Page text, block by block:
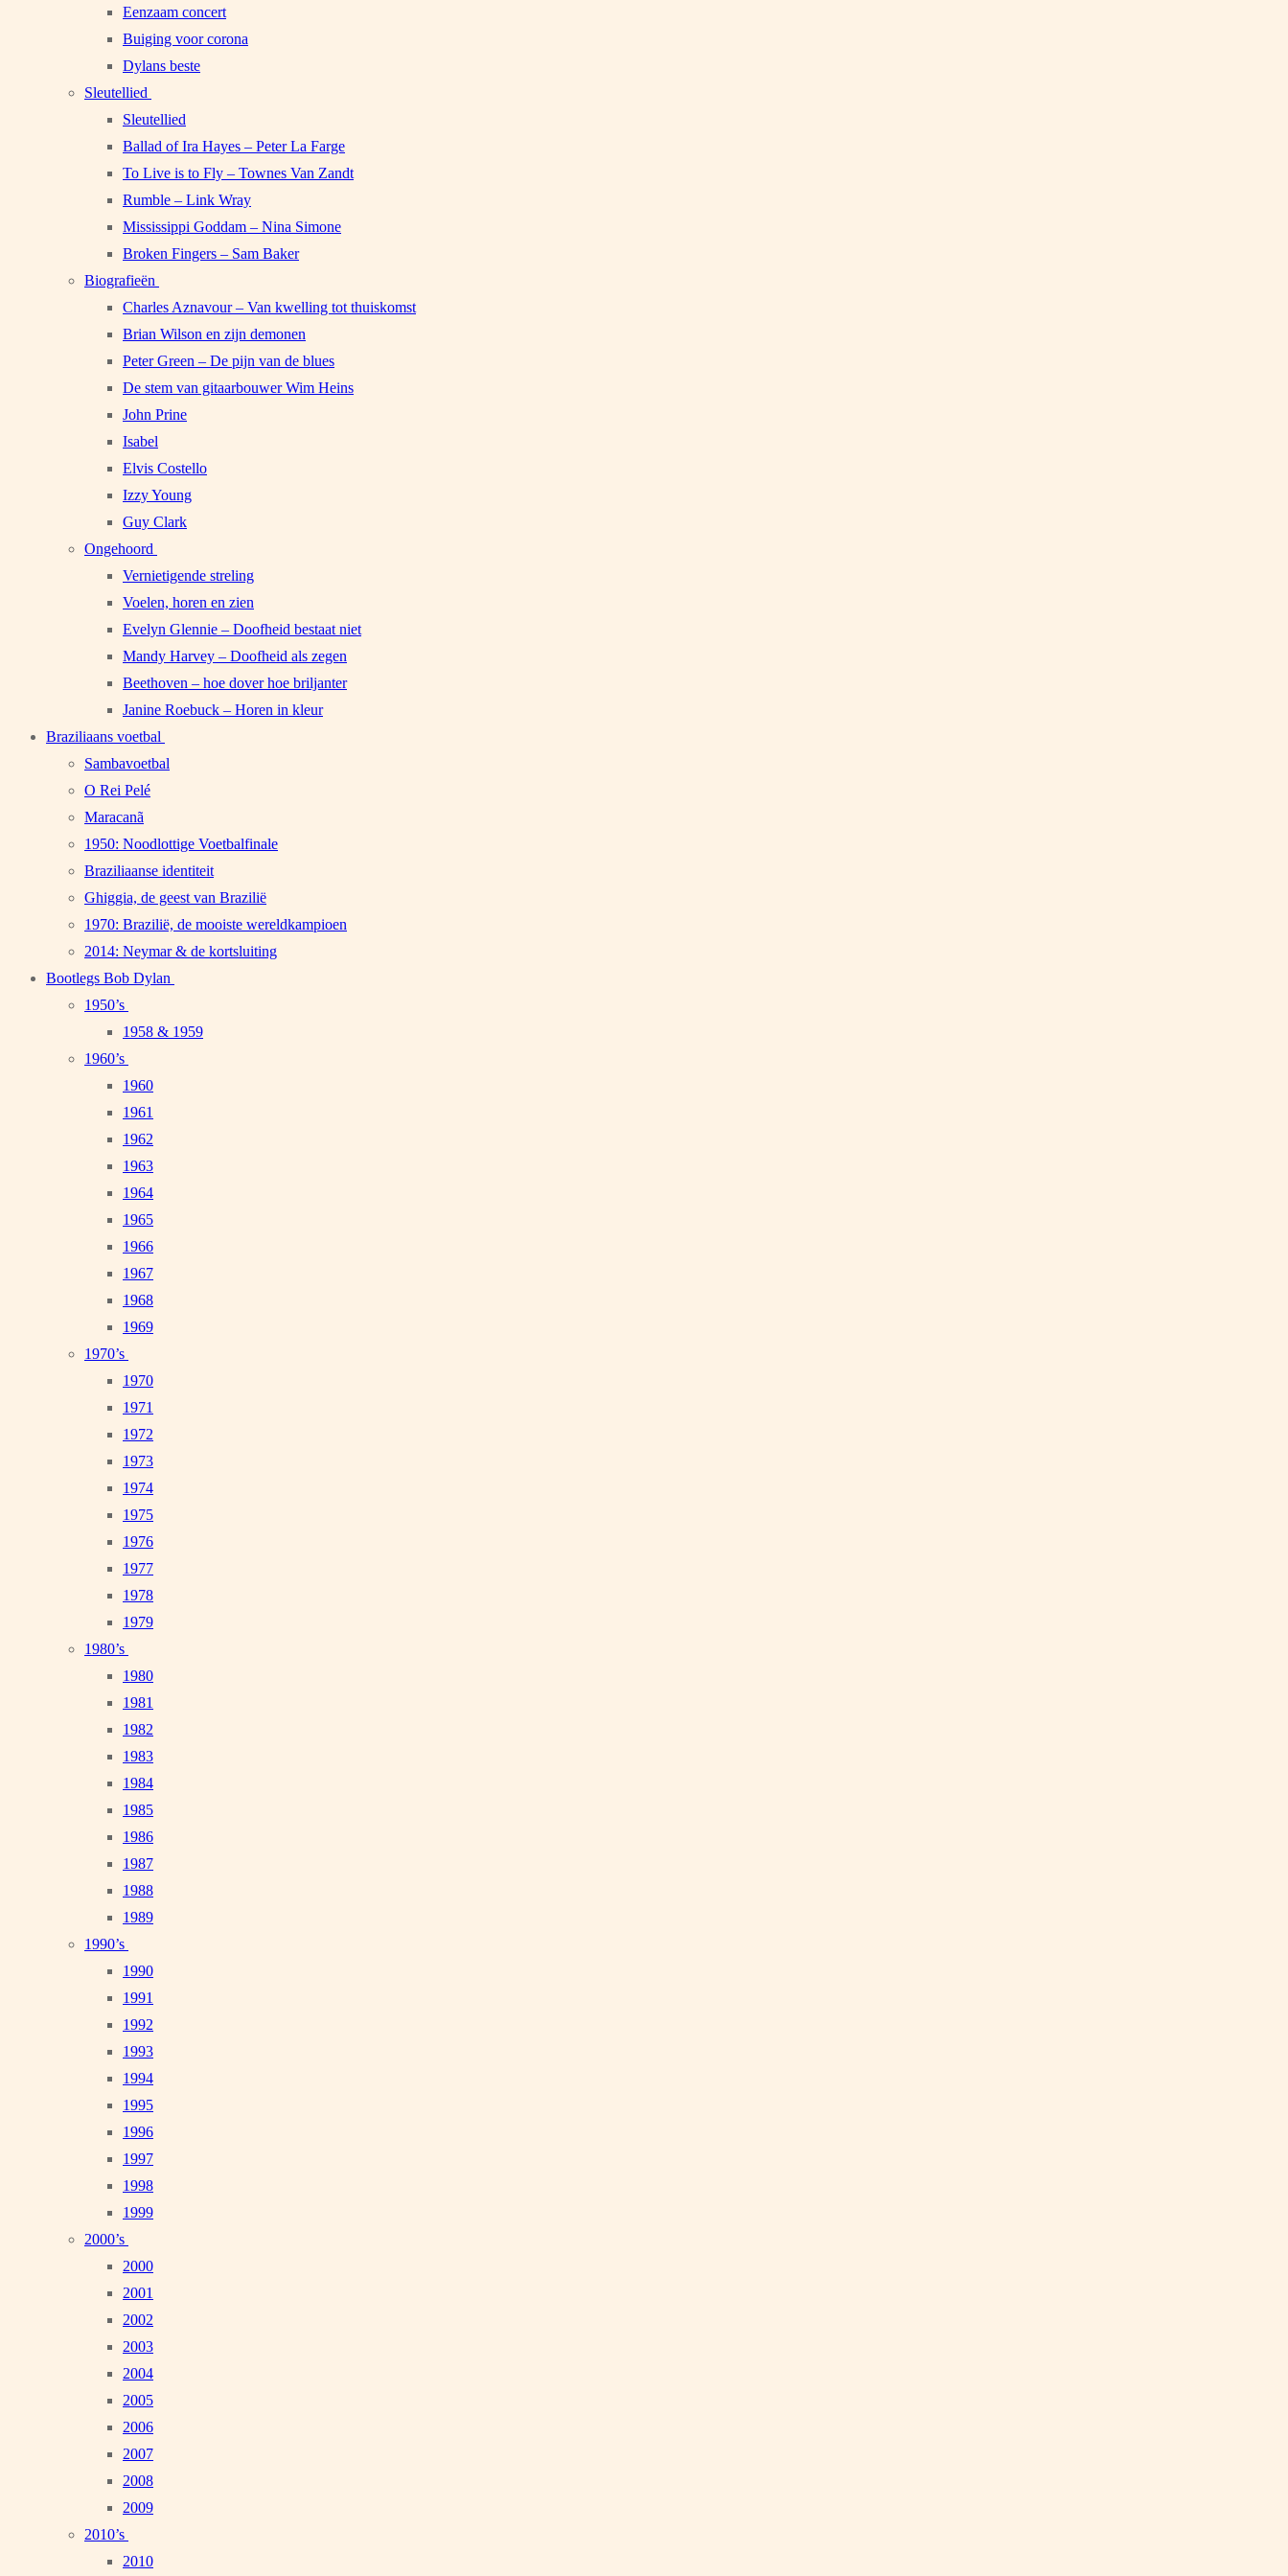
Eenzaam concert
Buiging voor corona
Dylans beste
Sleutellied
Sleutellied
Ballad of Ira Hayes – Peter La Farge
To Live is to Fly – Townes Van Zandt
Rumble – Link Wray
Mississippi Goddam – Nina Simone
Broken Fingers – Sam Baker
Biografieën
Charles Aznavour – Van kwelling tot thuiskomst
Brian Wilson en zijn demonen
Peter Green – De pijn van de blues
De stem van gitaarbouwer Wim Heins
John Prine
Isabel
Elvis Costello
Izzy Young
Guy Clark
Ongehoord
Vernietigende streling
Voelen, horen en zien
Evelyn Glennie – Doofheid bestaat niet
Mandy Harvey – Doofheid als zegen
Beethoven – hoe dover hoe briljanter
Janine Roebuck – Horen in kleur
Braziliaans voetbal
Sambavoetbal
O Rei Pelé
Maracanã
1950: Noodlottige Voetbalfinale
Braziliaanse identiteit
Ghiggia, de geest van Brazilië
1970: Brazilië, de mooiste wereldkampioen
2014: Neymar & de kortsluiting
Bootlegs Bob Dylan
1950’s
1958 & 1959
1960’s
1960
1961
1962
1963
1964
1965
1966
1967
1968
1969
1970’s
1970
1971
1972
1973
1974
1975
1976
1977
1978
1979
1980’s
1980
1981
1982
1983
1984
1985
1986
1987
1988
1989
1990’s
1990
1991
1992
1993
1994
1995
1996
1997
1998
1999
2000’s
2000
2001
2002
2003
2004
2005
2006
2007
2008
2009
2010’s
2010